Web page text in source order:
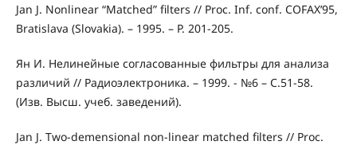
Jan J. Nonlinear “Matched” filters // Proc. Inf. conf. COFAX’95,
Bratislava (Slovakia). – 1995. – P. 201-205.
Ян И. Нелинейные согласованные фильтры для анализа
различий // Радиоэлектроника. – 1999. - №6 – С.51-58.
(Изв. Высш. учеб. заведений).
Jan J. Two-demensional non-linear matched filters // Proc.